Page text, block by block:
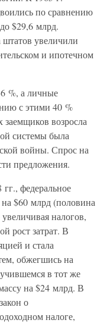
по сравнению
$29,6 млрд.
увеличили
и ипотечном
%, а личные
с этими 40 %
заемщиков возросла
системы была
войны. Спрос на
предложения.
федеральное
$60 млрд (половина
налогов,
рост затрат. В
и стала
обжегшись на
в тот же
на $24 млрд. В
о
налоге,